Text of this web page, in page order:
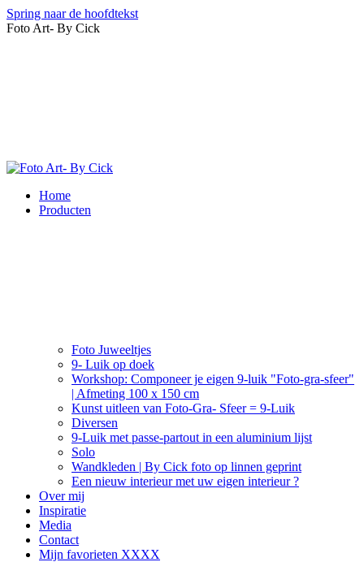
Spring naar de hoofdtekst
Foto Art- By Cick
Home
Producten
Foto Juweeltjes
9- Luik op doek
Workshop: Componeer je eigen 9-luik "Foto-gra-sfeer"
| Afmeting 100 x 150 cm
Kunst uitleen van Foto-Gra- Sfeer = 9-Luik
Diversen
9-Luik met passe-partout in een aluminium lijst
Solo
Wandkleden | By Cick foto op linnen geprint
Een nieuw interieur met uw eigen interieur ?
Over mij
Inspiratie
Media
Contact
Mijn favorieten XXXX